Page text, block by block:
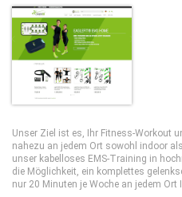
Unser Ziel ist es, Ihr Fitness-Workout
nahezu an jedem Ort sowohl indoor
unser kabelloses EMS-Training in
die Möglichkeit, ein komplettes
nur 20 Minuten je Woche an jedem Ort